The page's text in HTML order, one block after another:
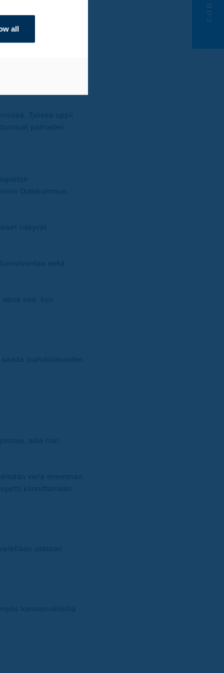
all
koneistaja- ja
kierrätysterästä
uuden puolen.
Työssä oppii
parhaiten.
Outokummun,
näkyvät
sekä
saa, kun
mahdollisuuden
sillä hän
vielä enemmän
kiinnittämään
vastaan
kansainvälisillä